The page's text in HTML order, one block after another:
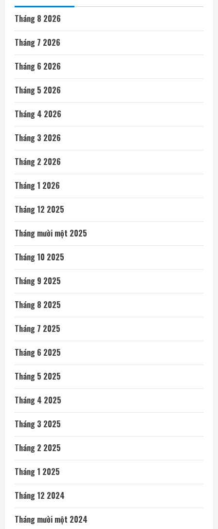
Tháng 8 2026
Tháng 7 2026
Tháng 6 2026
Tháng 5 2026
Tháng 4 2026
Tháng 3 2026
Tháng 2 2026
Tháng 1 2026
Tháng 12 2025
Tháng mười một 2025
Tháng 10 2025
Tháng 9 2025
Tháng 8 2025
Tháng 7 2025
Tháng 6 2025
Tháng 5 2025
Tháng 4 2025
Tháng 3 2025
Tháng 2 2025
Tháng 1 2025
Tháng 12 2024
Tháng mười một 2024